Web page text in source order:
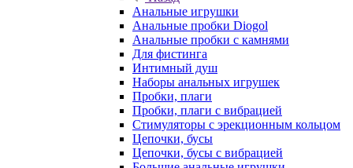
Анальные игрушки
Анальные пробки Diogol
Анальные пробки с камнями
Для фистинга
Интимный душ
Наборы анальных игрушек
Пробки, плаги
Пробки, плаги с вибрацией
Стимуляторы с эрекционным кольцом
Цепочки, бусы
Цепочки, бусы с вибрацией